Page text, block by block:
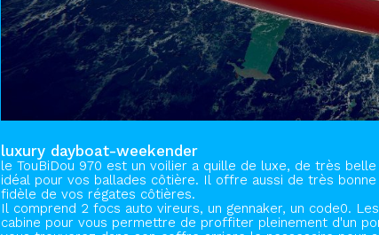
luxury dayboat-weekender
le TouBiDou 970 est un voilier a quille de luxe, de très
idéal pour vos ballades côtière. Il offre aussi de très
fidèle de vos régates côtières.
Il comprend 2 focs auto vireurs, un gennaker, un code0.
cabine pour vous permettre de proffiter pleinement d'un